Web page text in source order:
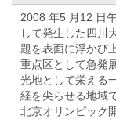
2008 年5 月12 日
して発生した四川
題を表面に浮かび
重点区として急発
光地として栄える
経を尖らせる地域
北京オリンピック